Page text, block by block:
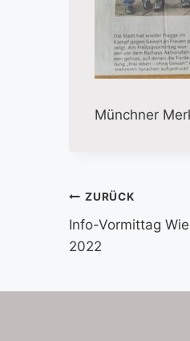
Münchner
ZURÜCK
Info-Vormittag
2022